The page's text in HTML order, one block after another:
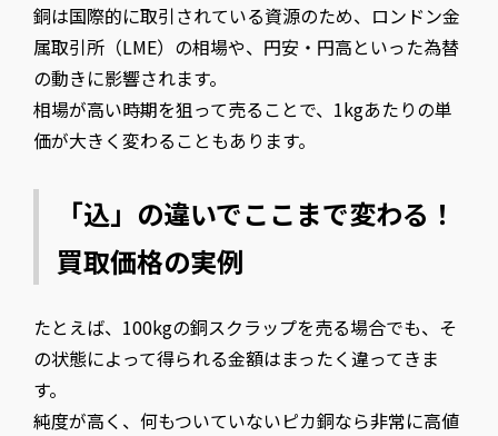
銅は国際的に取引されている資源のため、ロンドン金
属取引所（LME）の相場や、円安・円高といった為替
の動きに影響されます。
相場が高い時期を狙って売ることで、1kgあたりの単
価が大きく変わることもあります。
「込」の違いでここまで変わる！
買取価格の実例
たとえば、100kgの銅スクラップを売る場合でも、そ
の状態によって得られる金額はまったく違ってきま
す。
純度が高く、何もついていないピカ銅なら非常に高値